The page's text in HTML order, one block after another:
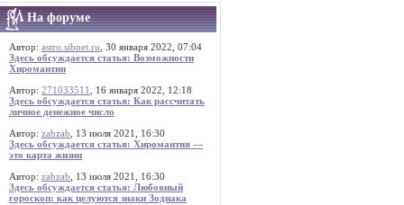
На форуме
Автор: astro.sibnet.ru , 30 января 2022, 07:04
Здесь обсуждается статья: Возможности
Хиромантии
Автор: 271033511
, 16 января 2022, 12:18
Здесь обсуждается статья: Как рассчитать
личное денежное число
Автор: zabzab , 13 июля 2021, 16:30
Здесь обсуждается статья: Хиромантия —
это карта жизни
Автор: zabzab , 13 июля 2021, 16:30
Здесь обсуждается статья: Любовный
гороскоп: как целуются знаки Зодиака